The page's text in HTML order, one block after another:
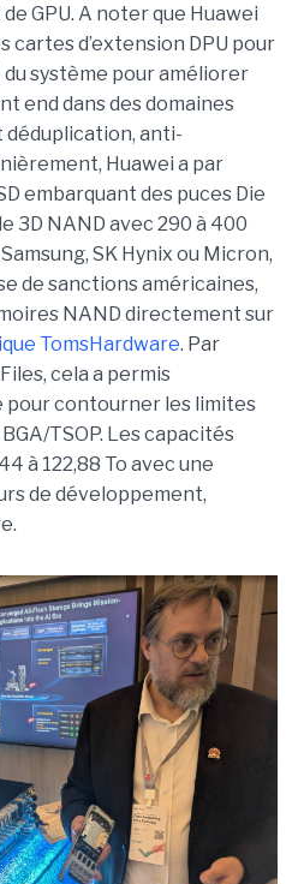
GPU. A noter que Huawei
cartes d’extension DPU pour
système pour améliorer
end dans des domaines
déduplication, anti-
Huawei a par
embarquant des puces Die
3D NAND avec 290 à 400
SK Hynix ou Micron,
de sanctions américaines,
NAND directement sur
TomsHardware. Par
cela a permis
pour contourner les limites
TSOP. Les capacités
à 122,88 To avec une
de développement,